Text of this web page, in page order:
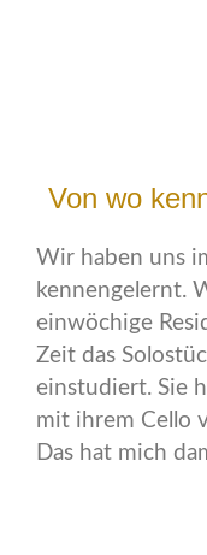
Von wo
Wir haben uns
kennengelernt.
einwöchige
Zeit das
einstudiert. Sie
mit ihrem Cello
Das hat mich